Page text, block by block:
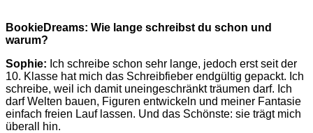
BookieDreams: Wie lange schreibst du schon und
warum?
Sophie: Ich schreibe schon sehr lange, jedoch erst seit der
10. Klasse hat mich das Schreibfieber endgültig gepackt. Ich
schreibe, weil ich damit uneingeschränkt träumen darf. Ich
darf Welten bauen, Figuren entwickeln und meiner Fantasie
einfach freien Lauf lassen. Und das Schönste: sie trägt mich
überall hin.